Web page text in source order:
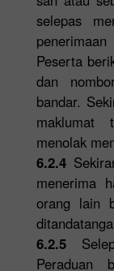
selepas
Peserta
dan
bandar.
maklumat
menolak
6.2.4
menerima
orang lain
6.2.5
Peraduan